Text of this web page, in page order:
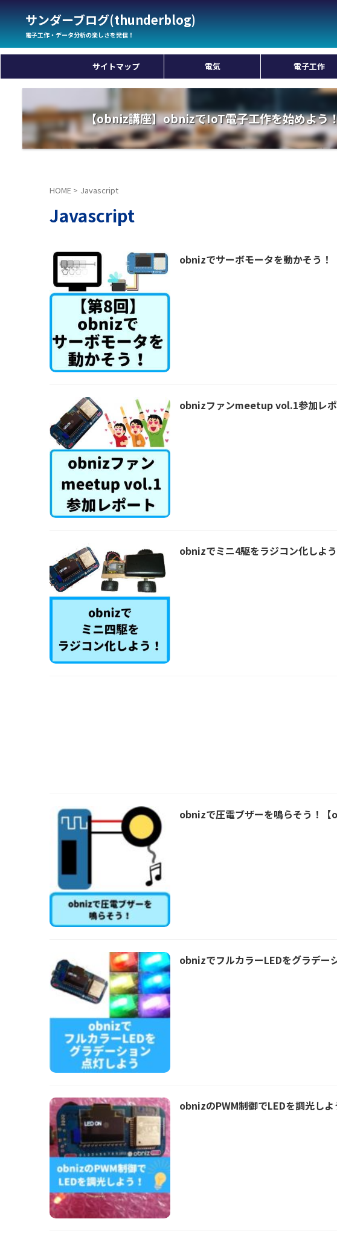
サンダーブログ(thunderblog)
電子工作・データ分析の楽しさを発信！
サイトマップ 電気 電子工作
【obniz講座】obnizでIoT電子工作を始めよう
HOME > Javascript
Javascript
obnizでサーボモータを動かそう！
obnizファンmeetup vol.1参加レポ
obnizでミニ4駆をラジコン化しよ
obnizで圧電ブザーを鳴らそう！【
obnizでフルカラーLEDをグラデー
obnizのPWM制御でLEDを調光しよ